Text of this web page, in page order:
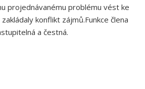
projednávanému problému vést ke
konflikt zájmů.Funkce člena
a čestná.